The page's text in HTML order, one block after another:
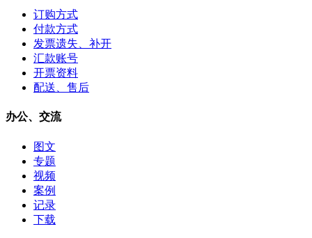
订购方式
付款方式
发票遗失、补开
汇款账号
开票资料
配送、售后
办公、交流
图文
专题
视频
案例
记录
下载